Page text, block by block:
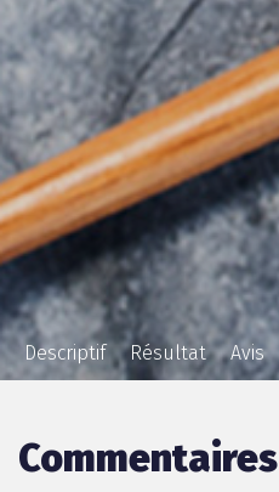
Descriptif Résultat Avis
Commentaires